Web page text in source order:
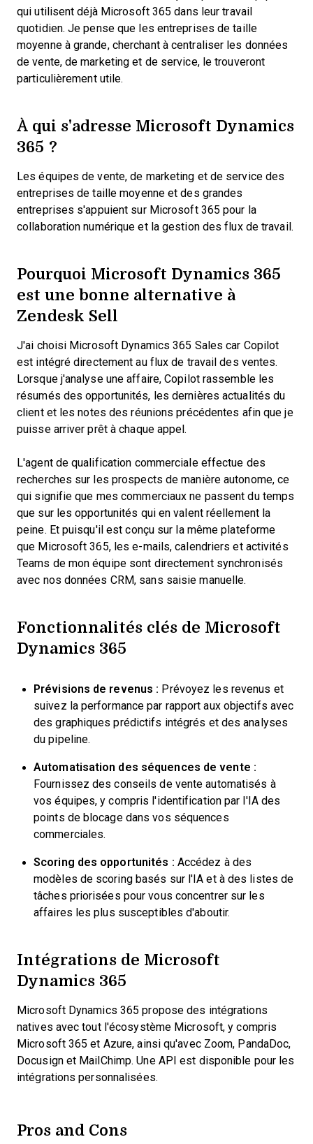
qui utilisent déjà Microsoft 365 dans leur travail
quotidien. Je pense que les entreprises de taille
moyenne à grande, cherchant à centraliser les données
de vente, de marketing et de service, le trouveront
particulièrement utile.
À qui s'adresse Microsoft Dynamics
365 ?
Les équipes de vente, de marketing et de service des
entreprises de taille moyenne et des grandes
entreprises s'appuient sur Microsoft 365 pour la
collaboration numérique et la gestion des flux de travail.
Pourquoi Microsoft Dynamics 365
est une bonne alternative à
Zendesk Sell
J'ai choisi Microsoft Dynamics 365 Sales car Copilot
est intégré directement au flux de travail des ventes.
Lorsque j'analyse une affaire, Copilot rassemble les
résumés des opportunités, les dernières actualités du
client et les notes des réunions précédentes afin que je
puisse arriver prêt à chaque appel.
L'agent de qualification commerciale effectue des
recherches sur les prospects de manière autonome, ce
qui signifie que mes commerciaux ne passent du temps
que sur les opportunités qui en valent réellement la
peine. Et puisqu'il est conçu sur la même plateforme
que Microsoft 365, les e-mails, calendriers et activités
Teams de mon équipe sont directement synchronisés
avec nos données CRM, sans saisie manuelle.
Fonctionnalités clés de Microsoft
Dynamics 365
Prévisions de revenus : Prévoyez les revenus et
suivez la performance par rapport aux objectifs avec
des graphiques prédictifs intégrés et des analyses
du pipeline.
Automatisation des séquences de vente :
Fournissez des conseils de vente automatisés à
vos équipes, y compris l'identification par l'IA des
points de blocage dans vos séquences
commerciales.
Scoring des opportunités : Accédez à des
modèles de scoring basés sur l'IA et à des listes de
tâches priorisées pour vous concentrer sur les
affaires les plus susceptibles d'aboutir.
Intégrations de Microsoft
Dynamics 365
Microsoft Dynamics 365 propose des intégrations
natives avec tout l'écosystème Microsoft, y compris
Microsoft 365 et Azure, ainsi qu'avec Zoom, PandaDoc,
Docusign et MailChimp. Une API est disponible pour les
intégrations personnalisées.
Pros and Cons